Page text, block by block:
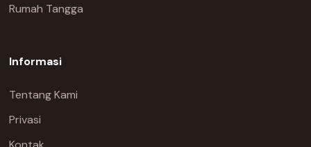
Rumah Tangga
Informasi
Tentang Kami
Privasi